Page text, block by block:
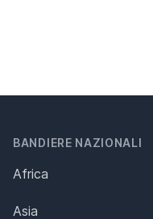
BANDIERE NAZIONALI
Africa
Asia